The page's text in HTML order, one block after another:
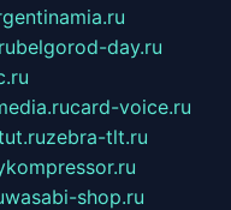
belgorod-day.ru
card-voice.ru
zebra-tlt.ru
wasabi-shop.ru